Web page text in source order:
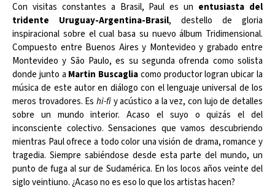
Con visitas constantes a Brasil, Paul es un entusiasta del
tridente Uruguay-Argentina-Brasil, destello de gloria
inspiracional sobre el cual basa su nuevo álbum Tridimensional.
Compuesto entre Buenos Aires y Montevideo y grabado entre
Montevideo y São Paulo, es su segunda ofrenda como solista
donde junto a Martin Buscagliacomo productor logran ubicar la
música de este autor en diálogo con el lenguaje universal de los
meros trovadores. Es hi-fiy acústico a la vez, con lujo de detalles
sobre un mundo interior. Acaso el suyo o quizás el del
inconsciente colectivo. Sensaciones que vamos descubriendo
mientras Paul ofrece a todo color una visión de drama, romance y
tragedia. Siempre sabiéndose desde esta parte del mundo, un
punto de fuga al sur de Sudamérica. En los locos años veinte del
siglo veintiuno. ¿Acaso no es eso lo que los artistas hacen?